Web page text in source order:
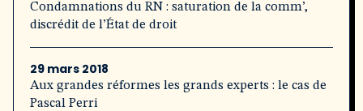
Condamnations du RN : saturation de la comm’,
discrédit de l’État de droit
29 mars 2018
Aux grandes réformes les grands experts : le cas de
Pascal Perri